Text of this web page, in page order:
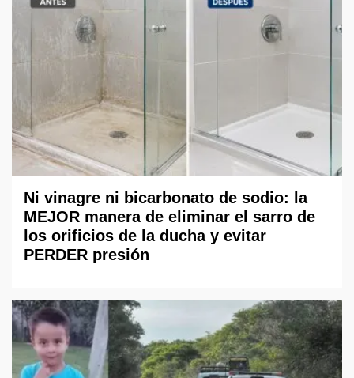
Ni vinagre ni bicarbonato de sodio: la
MEJOR manera de eliminar el sarro de
los orificios de la ducha y evitar
PERDER presión